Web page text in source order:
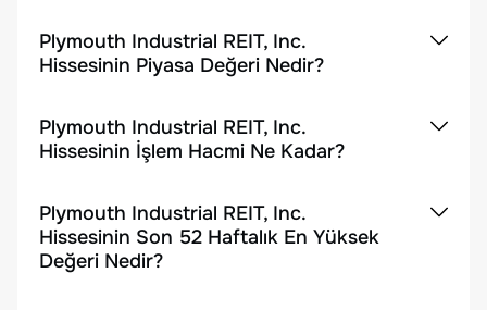
Plymouth Industrial REIT, Inc.
Hissesinin Piyasa Değeri Nedir?
Plymouth Industrial REIT, Inc.
Hissesinin İşlem Hacmi Ne Kadar?
Plymouth Industrial REIT, Inc.
Hissesinin Son 52 Haftalık En Yüksek
Değeri Nedir?